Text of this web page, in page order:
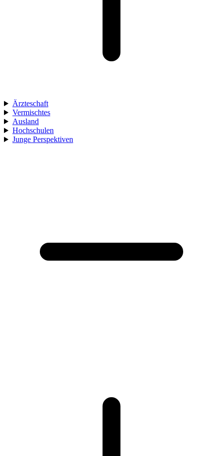
Ärzteschaft
Vermischtes
Ausland
Hochschulen
Junge Perspektiven